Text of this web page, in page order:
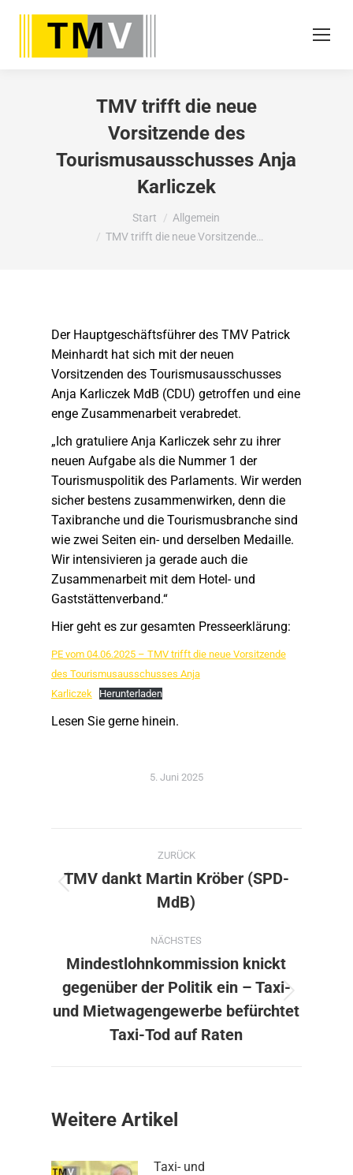
TMV trifft die neue
Vorsitzende des
Tourismusausschusses Anja
Karliczek
Sie befinden sich hier:
Start
Allgemein
TMV trifft die neue Vorsitzende…
Der Hauptgeschäftsführer des TMV Patrick
Meinhardt hat sich mit der neuen
Vorsitzenden des Tourismusausschusses
Anja Karliczek MdB (CDU) getroffen und eine
enge Zusammenarbeit verabredet.
„Ich gratuliere Anja Karliczek sehr zu ihrer
neuen Aufgabe als die Nummer 1 der
Tourismuspolitik des Parlaments. Wir werden
sicher bestens zusammenwirken, denn die
Taxibranche und die Tourismusbranche sind
wie zwei Seiten ein- und derselben Medaille.
Wir intensivieren ja gerade auch die
Zusammenarbeit mit dem Hotel- und
Gaststättenverband.“
Hier geht es zur gesamten Presseerklärung:
PE vom 04.06.2025 – TMV trifft die neue Vorsitzende
des Tourismusausschusses Anja
Karliczek
Herunterladen
Lesen Sie gerne hinein.
5. Juni 2025
Kommentarnavigation
ZURÜCK
Beitrag:
TMV dankt Martin Kröber (SPD-
MdB)
NÄCHSTES
Beitrag:
Mindestlohnkommission knickt
gegenüber der Politik ein – Taxi-
und Mietwagengewerbe befürchtet
Taxi-Tod auf Raten
Weitere Artikel
Taxi- und